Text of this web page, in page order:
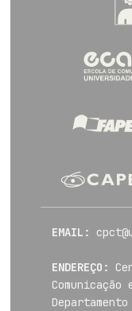
EMAIL:
ENDEREÇO:
Comunicação